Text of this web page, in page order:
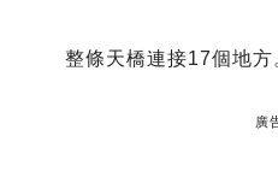
整條天橋連接17個地方
廣